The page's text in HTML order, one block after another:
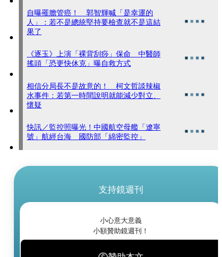
自曝罹膽管癌！ 郭智輝喊「是幸運的
人」：若不是總統堅持要檢查就不是這結
果了
《逐玉》上演「裸背刮痧」保命 中醫師
搖頭「恐更快休克」曝自救方式
相信分局長不是故意的！ 柯文哲談辣椒
水事件：若第一時間說明就能減少對立、
懷疑
快訊／監控照曝光！中國航空母艦「遼寧
號」航經台海 國防部「綿密監控」
支持鏡週刊
小心意大意義
小額贊助鏡週刊！